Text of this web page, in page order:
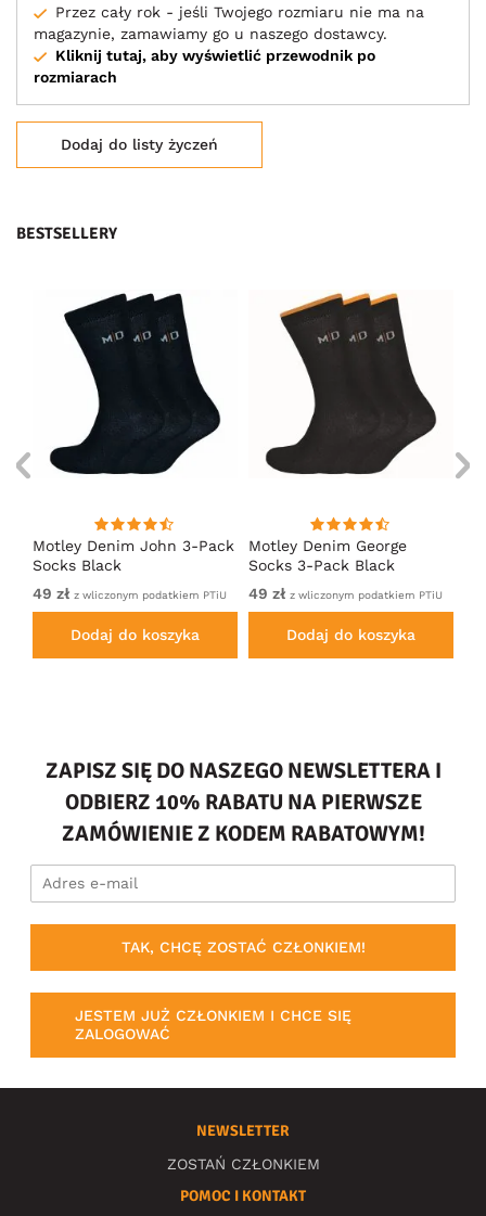
Przez cały rok - jeśli Twojego rozmiaru nie ma na
magazynie, zamawiamy go u naszego dostawcy.
Kliknij tutaj, aby wyświetlić przewodnik po
rozmiarach
Dodaj do listy życzeń
BESTSELLERY
Motley Denim John 3-Pack
Socks Black
49 zł z wliczonym podatkiem PTiU
Dodaj do koszyka
Motley Denim George
Socks 3-Pack Black
49 zł z wliczonym podatkiem PTiU
Dodaj do koszyka
ZAPISZ SIĘ DO NASZEGO NEWSLETTERA I
ODBIERZ 10% RABATU NA PIERWSZE
ZAMÓWIENIE Z KODEM RABATOWYM!
TAK, CHCĘ ZOSTAĆ CZŁONKIEM!
JESTEM JUŻ CZŁONKIEM I CHCE SIĘ
ZALOGOWAĆ
NEWSLETTER
ZOSTAŃ CZŁONKIEM
POMOC I KONTAKT